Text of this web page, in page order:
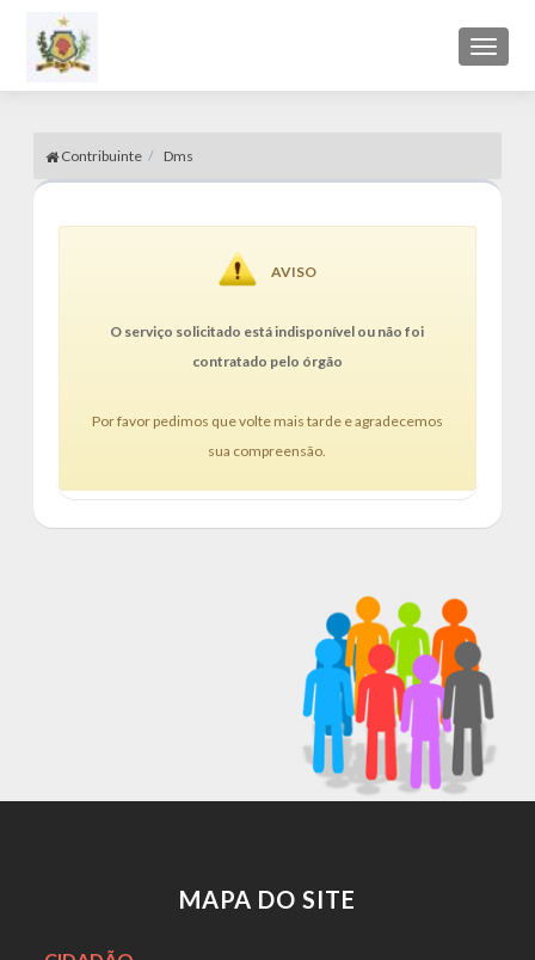
Toggle
Contribuinte Dms
AVISO
O serviço solicitado está indisponível ou não foi
contratado pelo órgão
Por favor pedimos que volte mais tarde e agradecemos
sua compreensão.
MAPA DO SITE